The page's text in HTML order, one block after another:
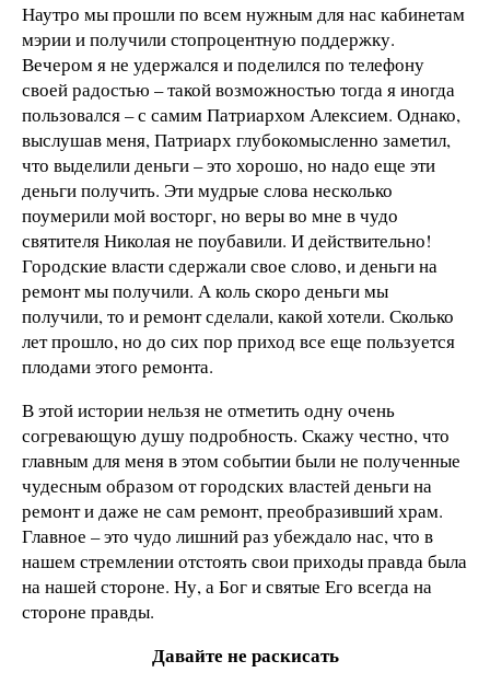
Наутро мы прошли по всем нужным для нас кабинетам
мэрии и получили стопроцентную поддержку.
Вечером я не удержался и поделился по телефону
своей радостью – такой возможностью тогда я иногда
пользовался – с самим Патриархом Алексием. Однако,
выслушав меня, Патриарх глубокомысленно заметил,
что выделили деньги – это хорошо, но надо еще эти
деньги получить. Эти мудрые слова несколько
поумерили мой восторг, но веры во мне в чудо
святителя Николая не поубавили. И действительно!
Городские власти сдержали свое слово, и деньги на
ремонт мы получили. А коль скоро деньги мы
получили, то и ремонт сделали, какой хотели. Сколько
лет прошло, но до сих пор приход все еще пользуется
плодами этого ремонта.
В этой истории нельзя не отметить одну очень
согревающую душу подробность. Скажу честно, что
главным для меня в этом событии были не полученные
чудесным образом от городских властей деньги на
ремонт и даже не сам ремонт, преобразивший храм.
Главное – это чудо лишний раз убеждало нас, что в
нашем стремлении отстоять свои приходы правда была
на нашей стороне. Ну, а Бог и святые Его всегда на
стороне правды.
Давайте не раскисать